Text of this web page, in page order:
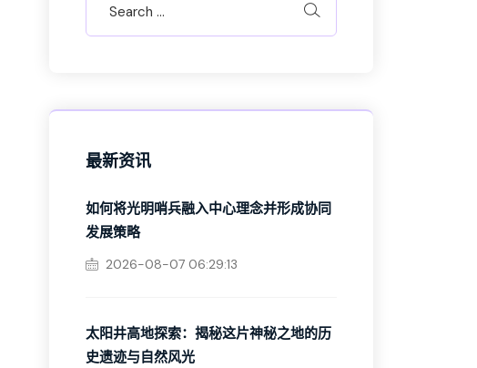
最新资讯
如何将光明哨兵融入中心理念并形成协同
发展策略
2026-08-07 06:29:13
太阳井高地探索：揭秘这片神秘之地的历
史遗迹与自然风光